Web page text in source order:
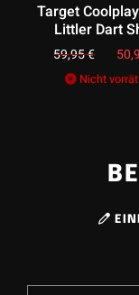
Target
Littler Dart
59,95€ Preis
war:
59,95 €
Nicht